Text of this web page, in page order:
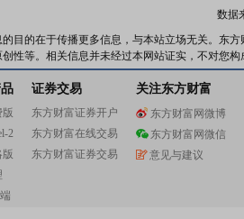
数据
目的在于传播更多信息，与本站立场无关。东
性等。相关信息并未经过本网站证实，不对您
版
2
版
证券交易
东方财富证券开户
东方财富在线交易
东方财富证券交易
关注东方财富
东方财富网微博
东方财富网微信
意见与建议